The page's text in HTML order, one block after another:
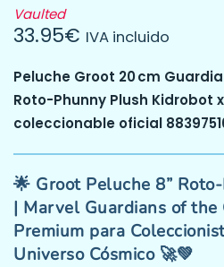
Vaulted
33.95€ IVA incluido
Peluche Groot 20 cm
Roto-Phunny Plush Kidrobot
coleccionable oficial
🌟 Groot Peluche 8”
| Marvel Guardians of the
Premium para
Universo Cósmico 🚀💚